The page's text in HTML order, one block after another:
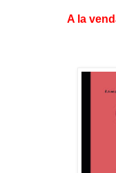
A la